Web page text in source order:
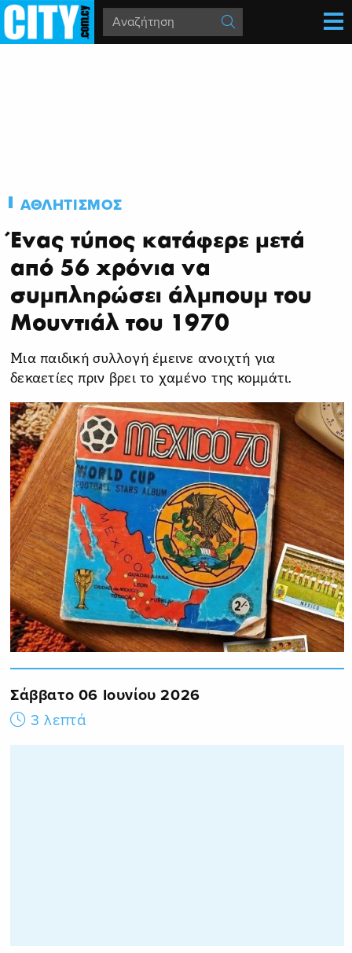
ΑΘΛΗΤΙΣΜΟΣ
Ένας τύπος κατάφερε μετά
από 56 χρόνια να
συμπληρώσει άλμπουμ του
Μουντιάλ του 1970
Μια παιδική συλλογή έμεινε ανοιχτή για
δεκαετίες πριν βρει το χαμένο της κομμάτι.
Σάββατο 06 Ιουνίου 2026
3 λεπτά